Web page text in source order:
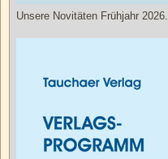
Unsere Novitäten Frühjahr 2026.